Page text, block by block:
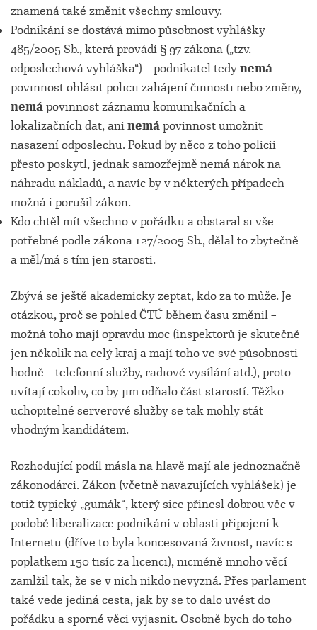
znamená také změnit všechny smlouvy.
Podnikání se dostává mimo působnost vyhlášky
485/2005 Sb., která provádí § 97 zákona („tzv.
odposlechová vyhláška“) – podnikatel tedynemá
povinnost ohlásit policii zahájení činnosti nebo změny,
nemápovinnost záznamu komunikačních a
lokalizačních dat, aninemápovinnost umožnit
nasazení odposlechu. Pokud by něco z toho policii
přesto poskytl, jednak samozřejmě nemá nárok na
náhradu nákladů, a navíc by v některých případech
možná i porušil zákon.
Kdo chtěl mít všechno v pořádku a obstaral si vše
potřebné podle zákona 127/2005 Sb., dělal to zbytečně
a měl/má s tím jen starosti.
Zbývá se ještě akademicky zeptat, kdo za to může. Je
otázkou, proč se pohled ČTÚ během času změnil –
možná toho mají opravdu moc (inspektorů je skutečně
jen několik na celý kraj a mají toho ve své působnosti
hodně – telefonní služby, radiové vysílání atd.), proto
uvítají cokoliv, co by jim odňalo část starostí. Těžko
uchopitelné serverové služby se tak mohly stát
vhodným kandidátem.
Rozhodující podíl másla na hlavě mají ale jednoznačně
zákonodárci. Zákon (včetně navazujících vyhlášek) je
totiž typický „gumák“, který sice přinesl dobrou věc v
podobě liberalizace podnikání v oblasti připojení k
Internetu (dříve to byla koncesovaná živnost, navíc s
poplatkem 150 tisíc za licenci), nicméně mnoho věcí
zamlžil tak, že se v nich nikdo nevyzná. Přes parlament
také vede jediná cesta, jak by se to dalo uvést do
pořádku a sporné věci vyjasnit. Osobně bych do toho